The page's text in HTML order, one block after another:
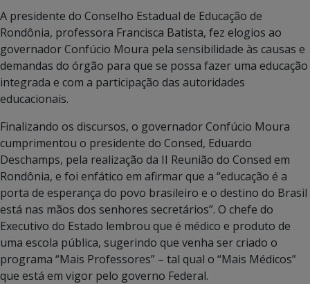
A presidente do Conselho Estadual de Educação de
Rondônia, professora Francisca Batista, fez elogios ao
governador Confúcio Moura pela sensibilidade às causas e
demandas do órgão para que se possa fazer uma educação
integrada e com a participação das autoridades
educacionais.
Finalizando os discursos, o governador Confúcio Moura
cumprimentou o presidente do Consed, Eduardo
Deschamps, pela realização da II Reunião do Consed em
Rondônia, e foi enfático em afirmar que a “educação é a
porta de esperança do povo brasileiro e o destino do Brasil
está nas mãos dos senhores secretários”. O chefe do
Executivo do Estado lembrou que é médico e produto de
uma escola pública, sugerindo que venha ser criado o
programa “Mais Professores” – tal qual o “Mais Médicos”
que está em vigor pelo governo Federal.